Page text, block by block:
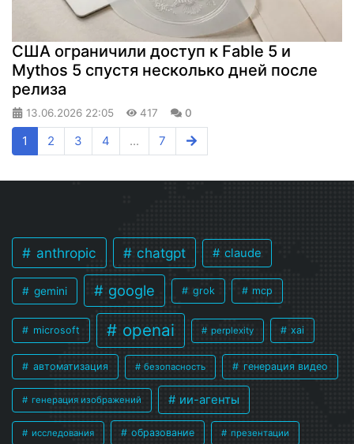
США ограничили доступ к Fable 5 и
Mythos 5 спустя несколько дней после
релиза
13.06.2026 22:05 417 0
1 2 3 4 ... 7
anthropic chatgpt claude
gemini google grok mcp
microsoft openai perplexity xai
автоматизация безопасность генерация видео
генерация изображений ии-агенты
исследования образование презентации